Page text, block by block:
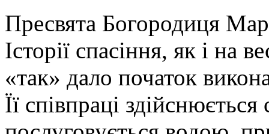
Пресвята Богородиця
Історії спасіння, як і на
«так» дало початок
Її співпраці